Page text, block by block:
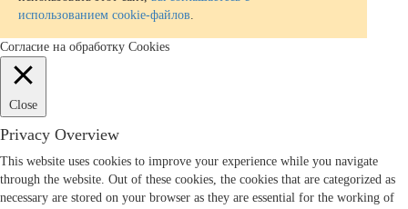
использованием cookie-файлов.
Согласие на обработку Cookies
Close
Privacy Overview
This website uses cookies to improve your experience while you navigate
through the website. Out of these cookies, the cookies that are categorized as
necessary are stored on your browser as they are essential for the working of